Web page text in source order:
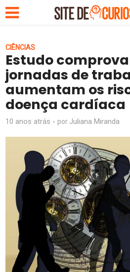
CIÊNCIAS
Estudo
jornadas de
aumentam os
doença cardíaca
10 anos atrás por Juliana Miranda